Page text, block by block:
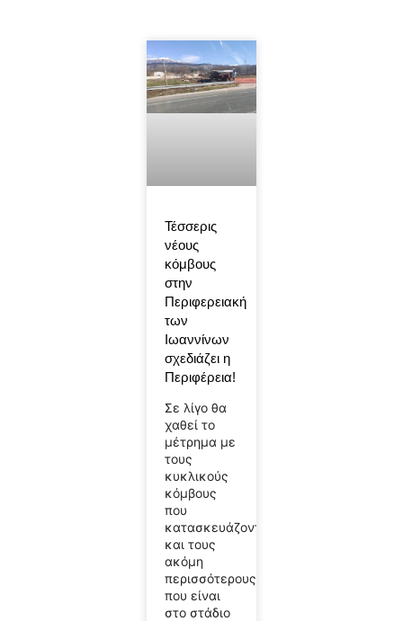
Τέσσερις
νέους
κόμβους
στην
Περιφερειακή
των
Ιωαννίνων
σχεδιάζει η
Περιφέρεια!
Σε λίγο θα
χαθεί το
μέτρημα με
τους
κυκλικούς
κόμβους
που
κατασκευάζονται
και τους
ακόμη
περισσότερους
που είναι
στο στάδιο